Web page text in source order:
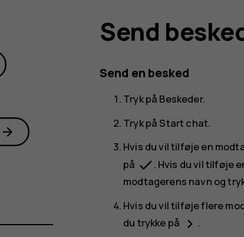
Send
Send en besked
Tryk på Beskeder.
Tryk på Start chat.
Hvis du vil tilføje en
på done. Hvis du vil tilføje
modtagerens navn og
Hvis du vil tilføje flere
du trykke på
navigate_next .